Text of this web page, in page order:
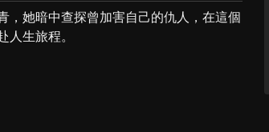
，她暗中查探曾加害自己的仇人，在這個
人生旅程。